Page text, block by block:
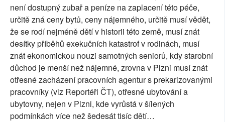
není dostupný zubař a peníze na zaplacení této péče,
určitě zná ceny bytů, ceny nájemného, určitě musí vědět,
že se rodí nejméně dětí v historii této země, musí znát
desítky příběhů exekučních katastrof v rodinách, musí
znát ekonomickou nouzi samotných seniorů, kdy starobní
důchod je menší než nájemné, zrovna v Plzni musí znát
otřesné zacházení pracovních agentur s prekarizovanými
pracovníky (viz Reportéři ČT), otřesné ubytování a
ubytovny, nejen v Plzni, kde vyrůstá v šílených
podmínkách více než šedesát tisíc dětí…